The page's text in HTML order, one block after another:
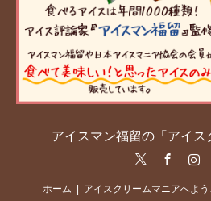
アイスマン福留の「アイス
RSS
ホーム アイスクリームマニアへよう